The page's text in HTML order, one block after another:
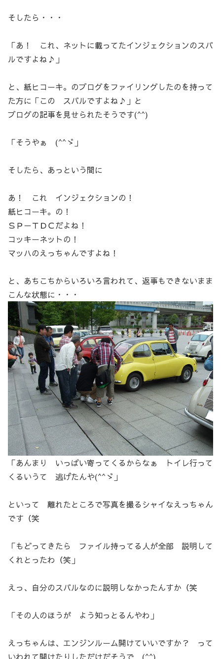
そしたら・・・
「あ！ これ、ネットに載ってたインジェクションのスバ
ルですよね♪」
と、紙ヒコーキ。のブログをファイリングしたのを持って
た方に「この スバルですよね♪」と
ブログの記事を見せられたそうです(^^)
「そうやぁ (^^ゞ」
そしたら、あっという間に
あ！ これ インジェクションの！
紙ヒコーキ。の！
ＳＰ－ＴＤＣだよね！
コッキーネットの！
マッハのえっちゃんですよね！
と、あちこちからいろいろ言われて、返事もできないまま
こんな状態に・・・
「あんまり いっぱい寄ってくるからなぁ トイレ行って
くるいうて 逃げたんや(^^ゞ」
といって 離れたところで写真を撮るシャイなえっちゃん
です（笑
「もどってきたら ファイル持ってる人が全部 説明して
くれとったわ（笑」
えっ、自分のスバルなのに説明しなかったんすか（笑
「その人のほうが よう知っとるんやわ」
えっちゃんは、エンジンルーム開けていいですか？ って
いわれて開けたりしただけだそうで (^^)